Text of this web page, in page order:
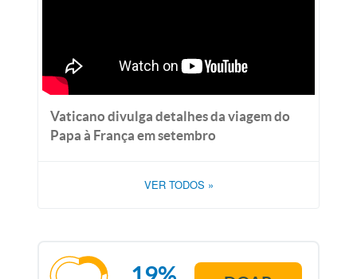
Vaticano divulga detalhes da viagem do
Papa à França em setembro
VER TODOS »